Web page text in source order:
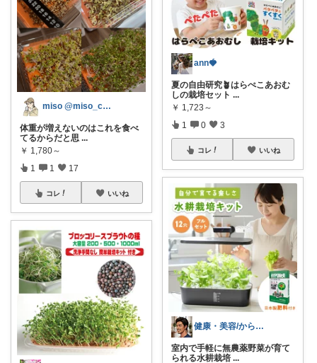
miso @miso_camp
体重が増えないのはこれを食べ
てるからだと思 ...
￥ 1,780～
1 1 17
コレ いいね
ann🍓
夏の自由研究🪴はらぺこあおむ
しの栽培セット ...
￥ 1,723～
1 0 3
コレ いいね
健康・美容/からだよろこぶroom
室内で手軽に無農薬野菜が育て
られる水耕栽培 ...